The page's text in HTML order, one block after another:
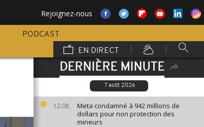
Rejoignez-nous
PODCAST
EN DIRECT
DERNIÈRE MINUTE
7 août 2026
12:08
Meta condamné à 942 millions de
dollars pour non protection des
mineurs